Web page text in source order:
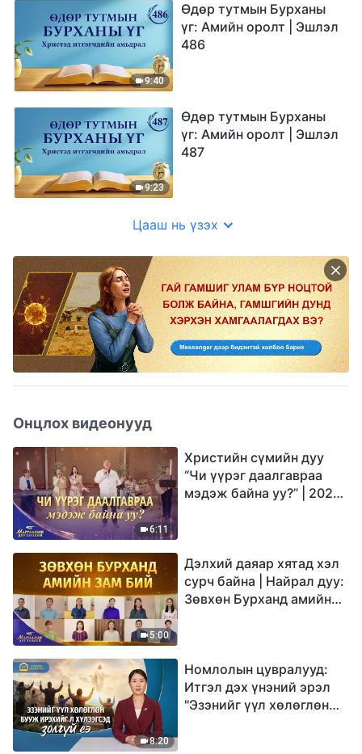
9:40
Өдөр тутмын Бурханы
үг: Амийн оролт | Эшлэл
486
9:23
Өдөр тутмын Бурханы
үг: Амийн оролт | Эшлэл
487
Цааш нь үзэх
Онцлох видеонууд
6:11
Христийн сүмийн дуу
“Чи үүрэг даалгавраа
мэдэж байна уу?” | 2026
5:00
Дэлхий даяар хятад хэл
сурч байна | Найрал дуу:
Зөвхөн Бурханд амийн
8:20
Номлолын цувралууд:
Итгэл дэх үнэний эрэл
"Эзэнийг үүл хөлөглөн